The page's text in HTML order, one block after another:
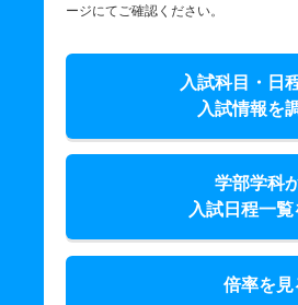
ージにてご確認ください。
入試科目・日
入試情報を
学部学科
入試日程一覧
倍率を見